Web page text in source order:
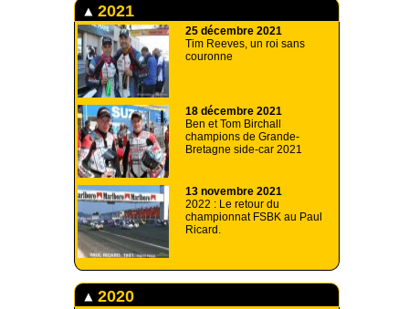
2021
25 décembre 2021
Tim Reeves, un roi sans
couronne
18 décembre 2021
Ben et Tom Birchall
champions de Grande-
Bretagne side-car 2021
13 novembre 2021
2022 : Le retour du
championnat FSBK au Paul
Ricard.
2020